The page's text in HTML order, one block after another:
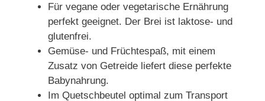
Für vegane oder vegetarische Ernährung
perfekt geeignet. Der Brei ist laktose- und
glutenfrei.
Gemüse- und Früchtespaß, mit einem
Zusatz von Getreide liefert diese perfekte
Babynahrung.
Im Quetschbeutel optimal zum Transport